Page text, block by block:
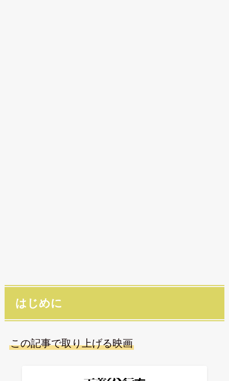
はじめに
この記事で取り上げる映画